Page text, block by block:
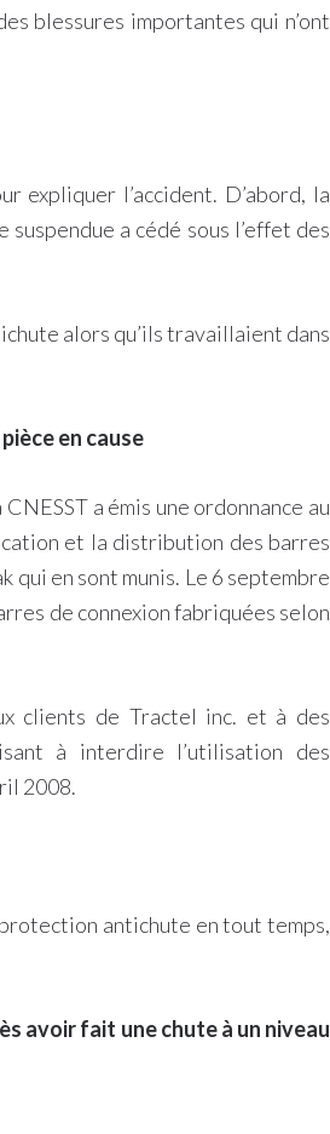
blessures importantes qui n’ont
expliquer l’accident. D’abord, la
a cédé sous l’effet des
alors qu’ils travaillaient dans
en cause
a émis une ordonnance au
et la distribution des barres
en sont munis. Le 6 septembre
de connexion fabriquées selon
clients de Tractel inc. et à des
à interdire l’utilisation des
2008.
antichute en tout temps,
avoir fait une chute à un niveau